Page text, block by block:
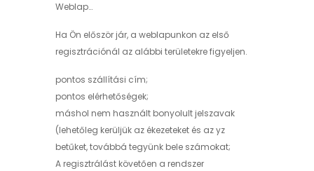
Weblap…
Ha Ön először jár, a weblapunkon az első
regisztrációnál az alábbi területekre figyeljen.
pontos szállítási cím;
pontos elérhetőségek;
máshol nem használt bonyolult jelszavak
(lehetőleg kerüljük az ékezeteket és az yz
betűket, továbbá tegyünk bele számokat;
A regisztrálást követően a rendszer